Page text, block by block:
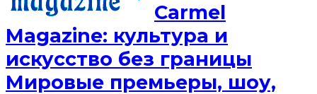
Сarmel
Magazine: культура и
искусство без границы
Мировые премьеры, шоу,